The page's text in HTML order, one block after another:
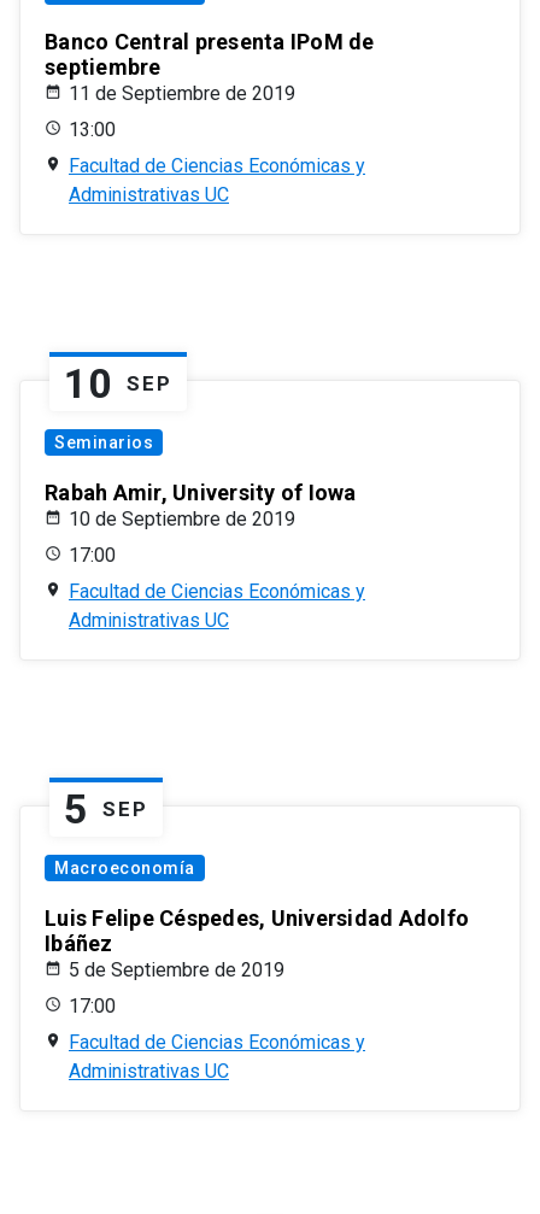
Banco Central presenta IPoM de
septiembre
11 de Septiembre de 2019
13:00
Facultad de Ciencias Económicas y
Administrativas UC
10 SEP
Seminarios
Rabah Amir, University of Iowa
10 de Septiembre de 2019
17:00
Facultad de Ciencias Económicas y
Administrativas UC
5 SEP
Macroeconomía
Luis Felipe Céspedes, Universidad Adolfo
Ibáñez
5 de Septiembre de 2019
17:00
Facultad de Ciencias Económicas y
Administrativas UC